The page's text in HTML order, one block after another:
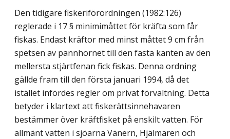
Den tidigare fiskeriförordningen (1982:126)
reglerade i 17 § minimimåttet för kräfta som får
fiskas. Endast kräftor med minst måttet 9 cm från
spetsen av pannhornet till den fasta kanten av den
mellersta stjärtfenan fick fiskas. Denna ordning
gällde fram till den första januari 1994, då det
istället infördes regler om privat förvaltning. Detta
betyder i klartext att fiskerättsinnehavaren
bestämmer över kräftfisket på enskilt vatten. För
allmänt vatten i sjöarna Vänern, Hjälmaren och